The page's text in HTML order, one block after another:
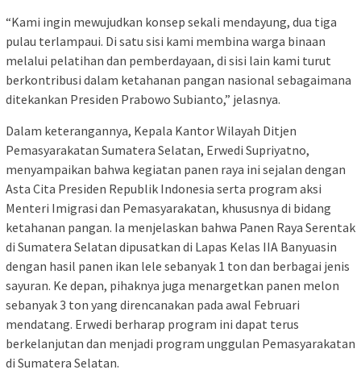
“Kami ingin mewujudkan konsep sekali mendayung, dua tiga
pulau terlampaui. Di satu sisi kami membina warga binaan
melalui pelatihan dan pemberdayaan, di sisi lain kami turut
berkontribusi dalam ketahanan pangan nasional sebagaimana
ditekankan Presiden Prabowo Subianto,” jelasnya.
Dalam keterangannya, Kepala Kantor Wilayah Ditjen
Pemasyarakatan Sumatera Selatan, Erwedi Supriyatno,
menyampaikan bahwa kegiatan panen raya ini sejalan dengan
Asta Cita Presiden Republik Indonesia serta program aksi
Menteri Imigrasi dan Pemasyarakatan, khususnya di bidang
ketahanan pangan. Ia menjelaskan bahwa Panen Raya Serentak
di Sumatera Selatan dipusatkan di Lapas Kelas IIA Banyuasin
dengan hasil panen ikan lele sebanyak 1 ton dan berbagai jenis
sayuran. Ke depan, pihaknya juga menargetkan panen melon
sebanyak 3 ton yang direncanakan pada awal Februari
mendatang. Erwedi berharap program ini dapat terus
berkelanjutan dan menjadi program unggulan Pemasyarakatan
di Sumatera Selatan.